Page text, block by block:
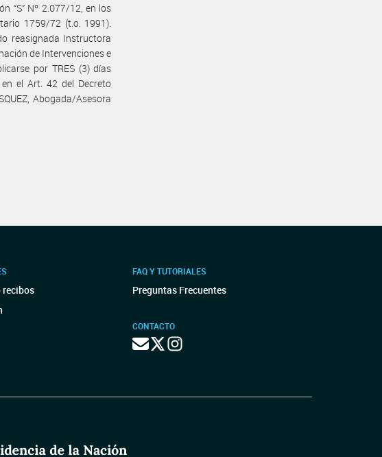
“S” Nº 2.077/12, en los
1759/72 (t.o. 1991).
reasignada Instructora
de Intervenciones e
por TRES (3) días
el Art. 42 del Decreto
Abogada/Asesora
recibos
FAQ Y TUTORIALES
Preguntas Frecuentes
CONTACTO